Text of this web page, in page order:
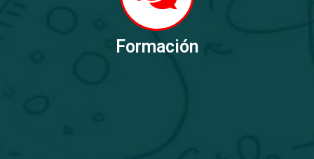
Formación